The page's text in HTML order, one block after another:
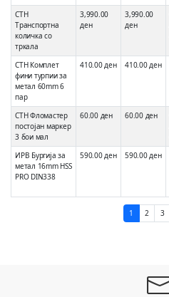
СТН
Транспортна
количка со
тркала
3,990.00
ден
3,990.00
ден
СТН Комплет
фини турпии за
метал 60mm 6
пар
410.00 ден 410.00 ден
СТН Фломастер
постојан маркер
3 бои мал
60.00 ден 60.00 ден
ИРВ Бургија за
метал 16mm HSS
PRO DIN338
590.00 ден 590.00 ден
1 2 3